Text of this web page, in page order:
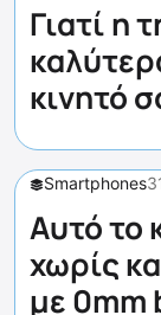
Γιατί η
κινητό
Smartphones
Αυτό το
χωρίς
με 0mm